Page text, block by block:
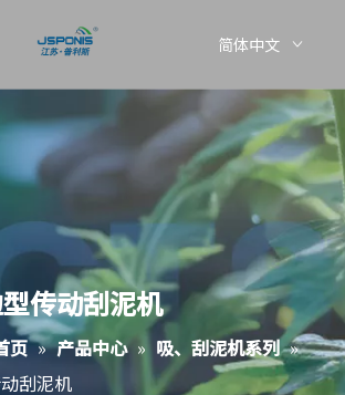
简体中文
传动刮泥机
页 » 产品中心 » 吸、刮泥机系列 »
刮泥机